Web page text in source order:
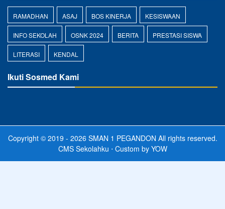
RAMADHAN ASAJ BOS KINERJA KESISWAAN
INFO SEKOLAH OSNK 2024 BERITA PRESTASI SISWA
LITERASI KENDAL
Ikuti Sosmed Kami
Copyright © 2019 - 2026 SMAN 1 PEGANDON All rights reserved.
CMS Sekolahku ⋅ Custom by YOW